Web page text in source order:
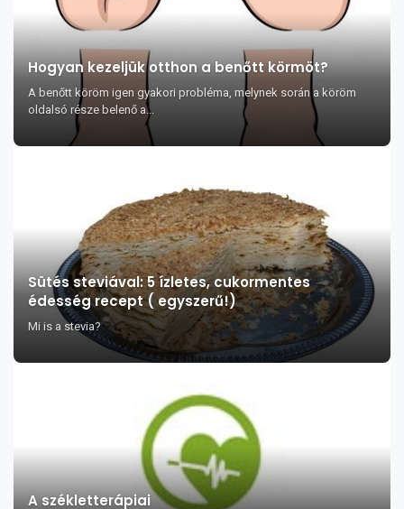
Hogyan kezeljük otthon a benőtt körmöt?
A benőtt köröm igen gyakori probléma, melynek során a köröm
oldalsó része belenő a...
Sütés steviával: 5 ízletes, cukormentes
édesség recept ( egyszerű!)
Mi is a stevia?
A székletterápiai